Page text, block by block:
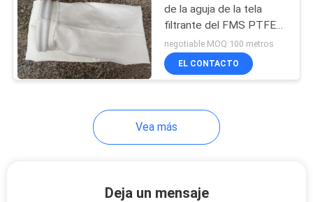
Tela del filtro P84
de la aguja de la tela
filtrante del FMS PTFE
del polipropileno para el
bolso de filtro del polvo
negotiable MOQ:100 metros
EL CONTACTO
Vea más
Deja un mensaje